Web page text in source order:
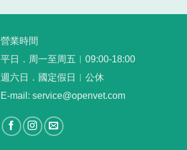
營業時間
平日．周一至周五︳09:00-18:00
週六日．國定假日︳公休
E-mail: service@openvet.com